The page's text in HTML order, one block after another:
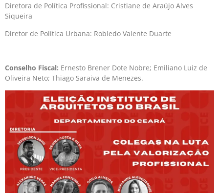
Diretora de Política Profissional: Cristiane de Araújo Alves
Siqueira
Diretor de Política Urbana: Robledo Valente Duarte
Conselho Fiscal: Ernesto Brener Dote Nobre; Emiliano Luiz de
Oliveira Neto; Thiago Saraiva de Menezes.